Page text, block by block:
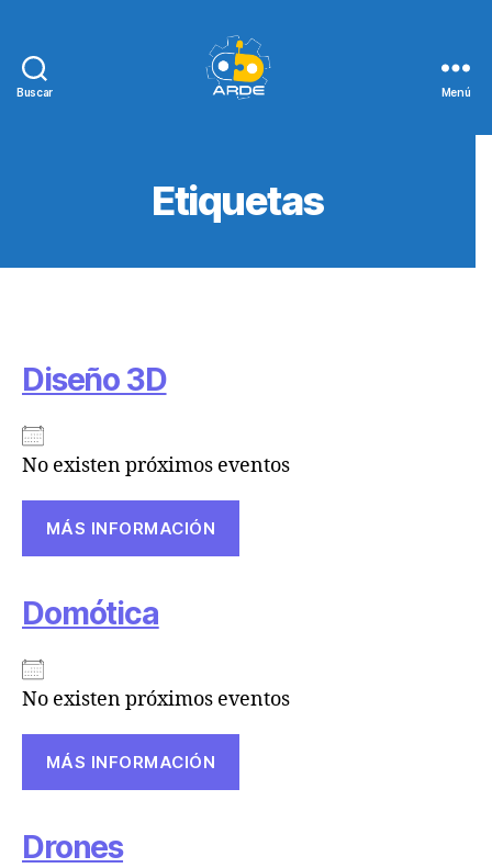
Buscar Menú
Etiquetas
Diseño 3D
No existen próximos eventos
MÁS INFORMACIÓN
Domótica
No existen próximos eventos
MÁS INFORMACIÓN
Drones